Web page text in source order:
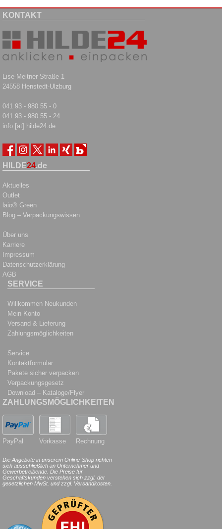
KONTAKT
Lise-Meitner-Straße 1
24558 Henstedt-Ulzburg
041 93 - 980 55 - 0
041 93 - 980 55 - 24
info [at] hilde24.de
HILDE24.de
Aktuelles
Outlet
laio® Green
Blog – Verpackungswissen
Über uns
Karriere
Impressum
Datenschutzerklärung
AGB
SERVICE
Willkommen Neukunden
Mein Konto
Versand & Lieferung
Zahlungsmöglichkeiten
Service
Kontaktformular
Pakete sicher verpacken
Verpackungsgesetz
Download – Kataloge/Flyer
ZAHLUNGSMÖGLICHKEITEN
PayPal Vorkasse Rechnung
Die Angebote in unserem Online-Shop richten
sich ausschließlich an Unternehmer und
Gewerbetreibende. Die Preise für
Geschäftskunden verstehen sich zzgl. der
gesetzlichen MwSt. und zzgl. Versandkosten.